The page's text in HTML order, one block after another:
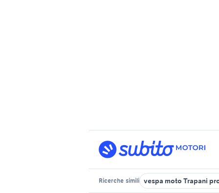
Ricerche simili vespa moto Trapani